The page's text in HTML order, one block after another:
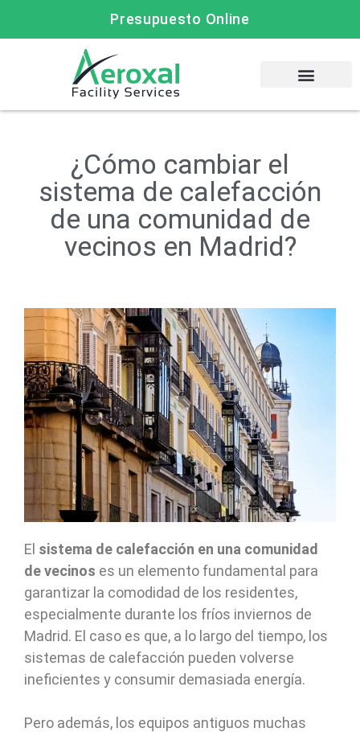
Presupuesto Online
¿Cómo cambiar el
sistema de calefacción
de una comunidad de
vecinos en Madrid?
El sistema de calefacción en una comunidad
de vecinos es un elemento fundamental para
garantizar la comodidad de los residentes,
especialmente durante los fríos inviernos de
Madrid. El caso es que, a lo largo del tiempo, los
sistemas de calefacción pueden volverse
ineficientes y consumir demasiada energía.
Pero además, los equipos antiguos muchas